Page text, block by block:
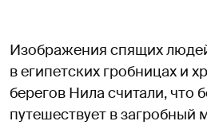
Изображения спящих
в египетских гробницах и
берегов Нила считали, что
путешествует в загробный